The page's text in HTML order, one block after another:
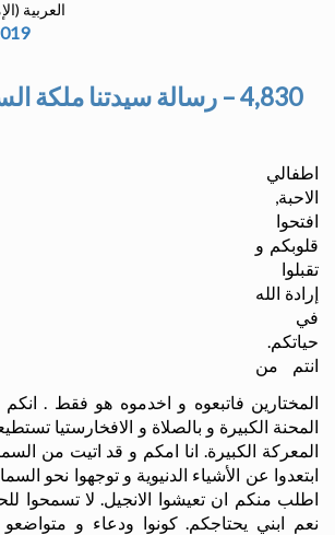
العربية
4,830 – رسالة سيدتنا
اطفالي
الاحبة,
افتحوا
قلوبكم و
تقبلوا
إرادة الله
في
حياتكم.
انتم من
المختارين فاتبعوه و اخدموه هو فقط .
المحنة الكبيرة و بالصلاة و الافخارستيا
المعركة الكبيرة. انا امكم و قد اتيت من
ابتعدوا عن الأشياء الدنيوية و توجهوا نحو
اطلب منكم ان تعيشوا الانجيل. لا تسمحوا
نعم ابني يحتاجكم. كونوا ودعاء و